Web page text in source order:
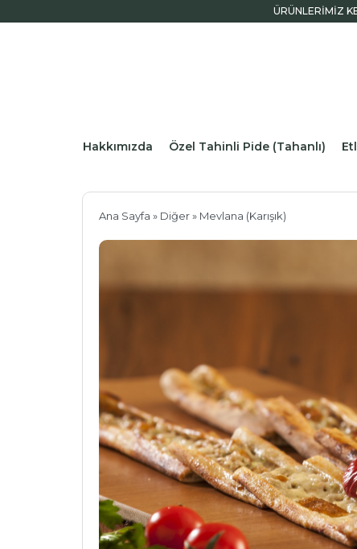
ÜRÜNLERİMİZ
Hakkımızda Özel Tahinli Pide (Tahanlı)
Ana Sayfa » Diğer» Mevlana (Karışık)